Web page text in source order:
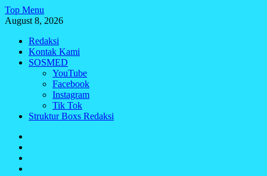
Skip
to
Top Menu
August 8, 2026
Redaksi
Kontak Kami
SOSMED
YouTube
Facebook
Instagram
Tik Tok
Struktur Boxs Redaksi